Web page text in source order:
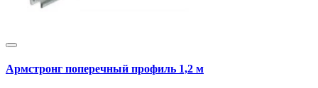
Армстронг поперечный профиль 1,2 м